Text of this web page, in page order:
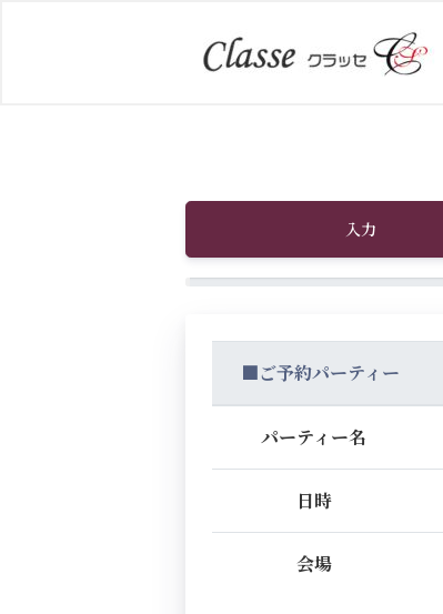
入力
■ご予約パーティー
パーティー名
日時
会場